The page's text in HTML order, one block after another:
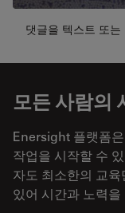
댓글을 텍스트 또
모든 사람의
Enersight 플랫폼
작업을 시작할 수
자도 최소한의 교
있어 시간과 노력